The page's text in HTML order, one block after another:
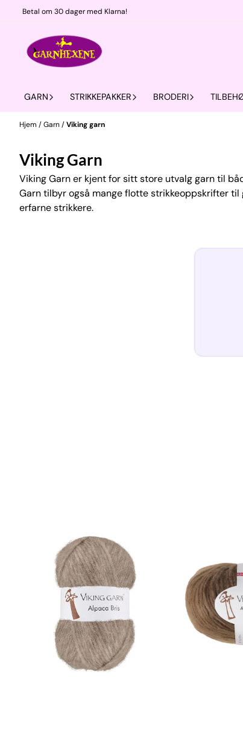
Hopp til innhold
Betal om 30 dager med Klarna!
GARN STRIKKEPAKKER BRODERI
Hjem /Garn/Viking garn
Viking Garn
Viking Garn er kjent for sitt store utvalg garn til
Garn tilbyr også mange flotte strikkeoppskrifter
erfarne strikkere.